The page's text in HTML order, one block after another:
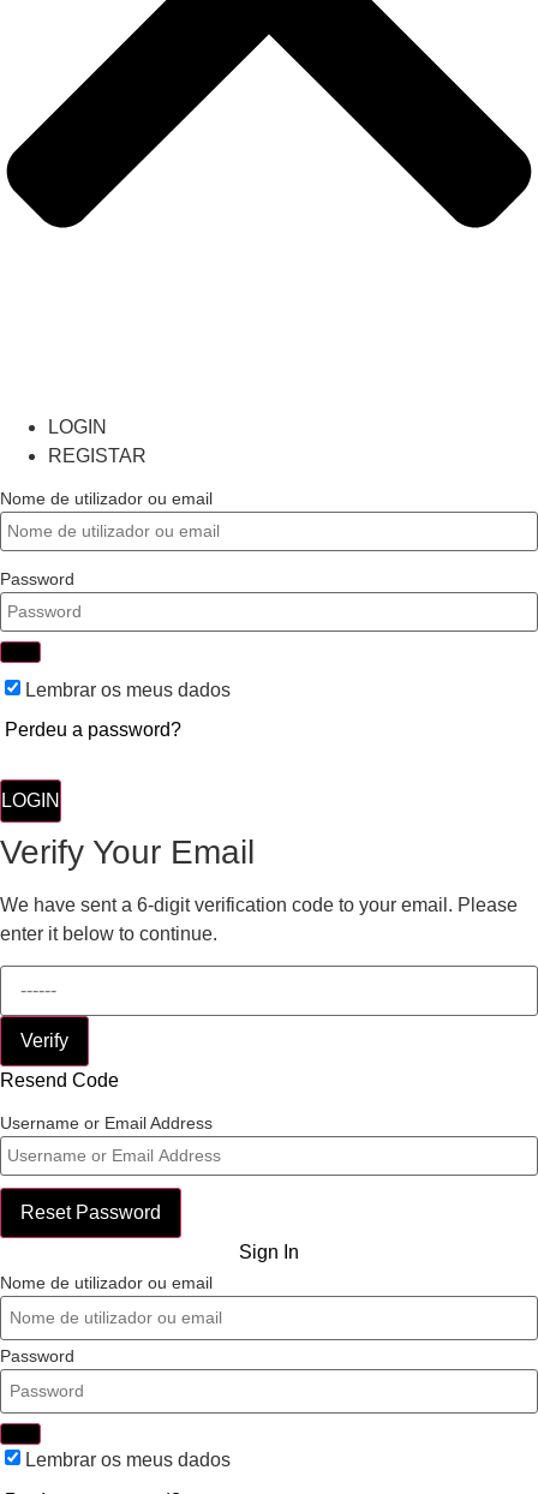
LOGIN
REGISTAR
Nome de utilizador ou email
Password
Lembrar os meus dados
Perdeu a password?
LOGIN
Verify Your Email
We have sent a 6-digit verification code to your email. Please
enter it below to continue.
Verify
Resend Code
Username or Email Address
Reset Password
Sign In
Nome de utilizador ou email
Password
Lembrar os meus dados